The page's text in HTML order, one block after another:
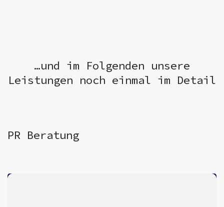
…und im Folgenden unsere
Leistungen noch einmal im Detail
PR Beratung